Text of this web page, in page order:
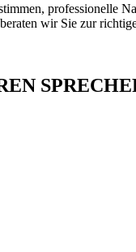
professionelle
wir Sie zur